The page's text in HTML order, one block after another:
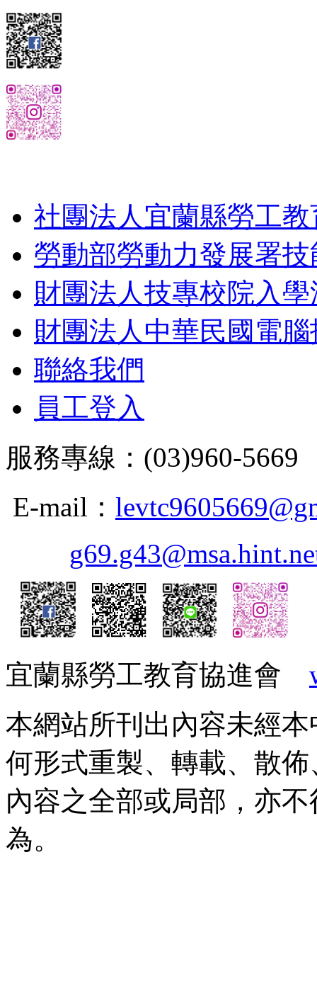
社團法人宜蘭縣勞工
勞動部勞動力發展署
財團法人技專校院入
財團法人中華民國電
聯絡我們
員工登入
服務專線：(03)960-
E-mail：
宜蘭縣勞工教育協進會
本網站所刊出內容未經
何形式重製、轉載、散
內容之全部或局部，亦
為。